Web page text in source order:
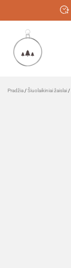
Pradžia /Šiuolaikiniai žaislai /